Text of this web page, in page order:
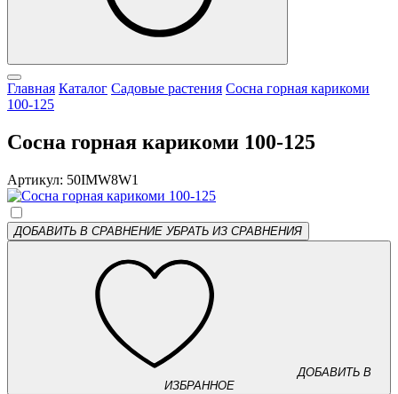
Главная Каталог Садовые растения Сосна горная карикоми
100-125
Сосна горная карикоми 100-125
Артикул: 50IMW8W1
ДОБАВИТЬ В СРАВНЕНИЕ УБРАТЬ ИЗ СРАВНЕНИЯ
ДОБАВИТЬ В
ИЗБРАННОЕ